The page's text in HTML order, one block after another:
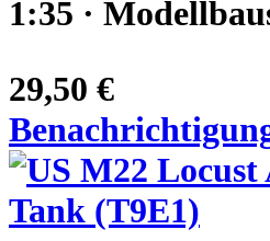
1:35 ·
29,50 €